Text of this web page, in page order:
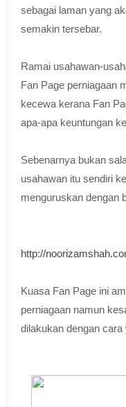
sebagai laman yang
semakin tersebar.
Ramai usahawan-
Fan Page perniagaan
kecewa kerana Fan
apa-apa keuntungan
Sebenarnya bukan
usahawan itu sendiri
menguruskan dengan
http://
Kuasa Fan Page ini
perniagaan namun
dilakukan dengan cara